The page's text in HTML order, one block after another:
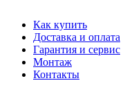
Как купить
Доставка и оплата
Гарантия и сервис
Монтаж
Контакты